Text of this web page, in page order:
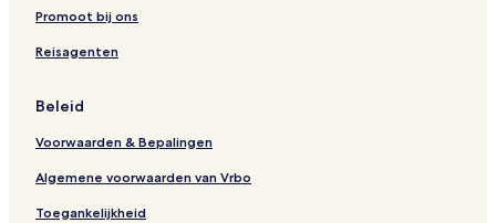
Promoot bij ons
Reisagenten
Beleid
Voorwaarden & Bepalingen
Algemene voorwaarden van Vrbo
Toegankelijkheid